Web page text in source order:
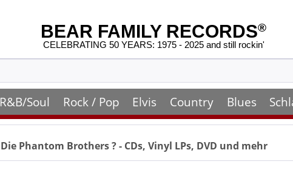
BEAR FAMILY RECORDS®
CELEBRATING 50 YEARS: 1975 - 2025 and still rockin'
R&B/Soul Rock / Pop Elvis Country Blues
Die Phantom Brothers? - CDs, Vinyl LPs, DVD und mehr